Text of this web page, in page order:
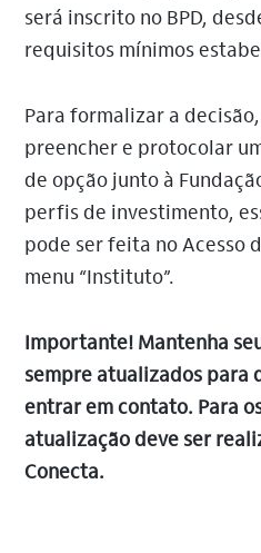
será inscrito no BPD,
requisitos mínimos
Para formalizar a
preencher e protocolar
de opção junto à
perfis de investimento,
pode ser feita no Acesso
menu “Instituto”.
Importante! Mantenha
sempre atualizados para
entrar em contato. Para
atualização deve ser
Conecta.